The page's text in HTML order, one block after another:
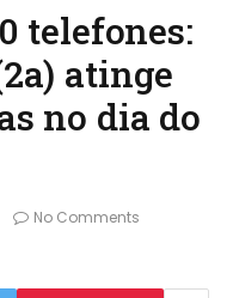
telefones:
atinge
no dia do
No Comments